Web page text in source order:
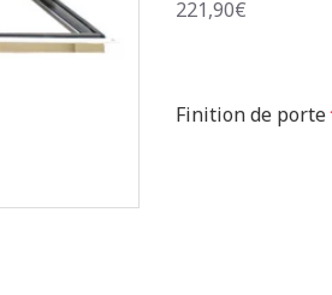
221,90€
Finition de porte